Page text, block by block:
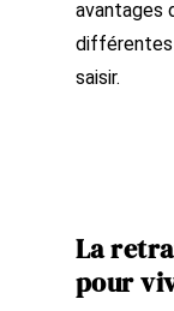
avantages
différentes
saisir.
La
pour